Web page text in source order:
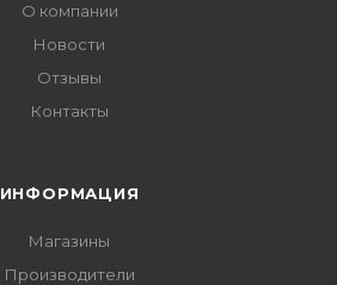
О компании
Новости
Отзывы
Контакты
ИНФОРМАЦИЯ
Магазины
Производители